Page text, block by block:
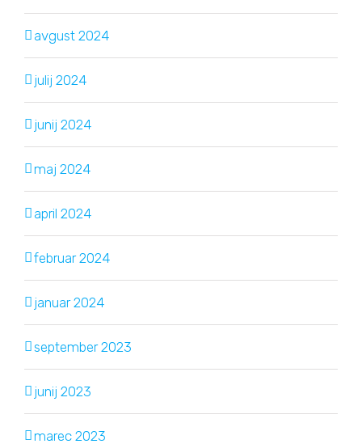
avgust 2024
julij 2024
junij 2024
maj 2024
april 2024
februar 2024
januar 2024
september 2023
junij 2023
marec 2023